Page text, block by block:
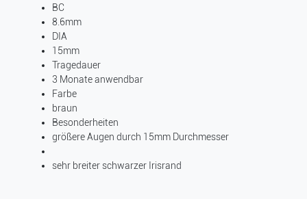
BC
8.6mm
DIA
15mm
Tragedauer
3 Monate anwendbar
Farbe
braun
Besonderheiten
größere Augen durch 15mm Durchmesser
sehr breiter schwarzer Irisrand